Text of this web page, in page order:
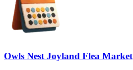
Owls Nest Joyland Flea Market